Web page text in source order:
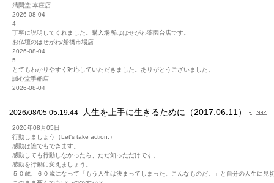
清閑堂 本庄店
2026-08-04
4
丁寧に説明してくれました。購入場所ははせがわ薬園台店です。
お仏壇のはせがわ/船橋市場店
2026-08-04
5
とてもわかりやすく対応していただきました。ありがとうございました。
誠心堂手稲店
2026-08-04
2026/08/05 05:19:44 人生を上手に生きるために（2017.06.11）
2026年08月05日
行動しましょう（Let's take action.）
感動は誰でもできます。
感動しても行動しなかったら、ただ知っただけです。
感動を行動に変えましょう。
５０歳、６０歳になって「もう人生は決まってしまった。こんなものだ。」と自分の人生に見